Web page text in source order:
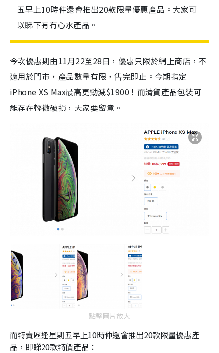
五早上10時仲還會推出20款限量優惠產品。大家可
以睇下有冇心水產品。
今次優惠期由11月22至28日，優惠只限於網上商店，不
適用於門市，產品數量有限，售完即止。今期指定
iPhone XS Max最高更勁減$1900！而清貨產品包裝可
能存在輕微破損，大家要留意。
點擊圖片放大
而特賣區逢星期五早上10時仲還會推出20款限量優惠產
品，即睇20款特價產品：